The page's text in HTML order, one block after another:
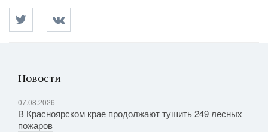
Новости
07.08.2026
В Красноярском крае продолжают тушить 249 лесных
пожаров